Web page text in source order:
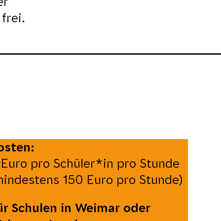
pro Schüler*in pro Stunde
150 Euro pro Stunde)
Schulen in Weimar oder